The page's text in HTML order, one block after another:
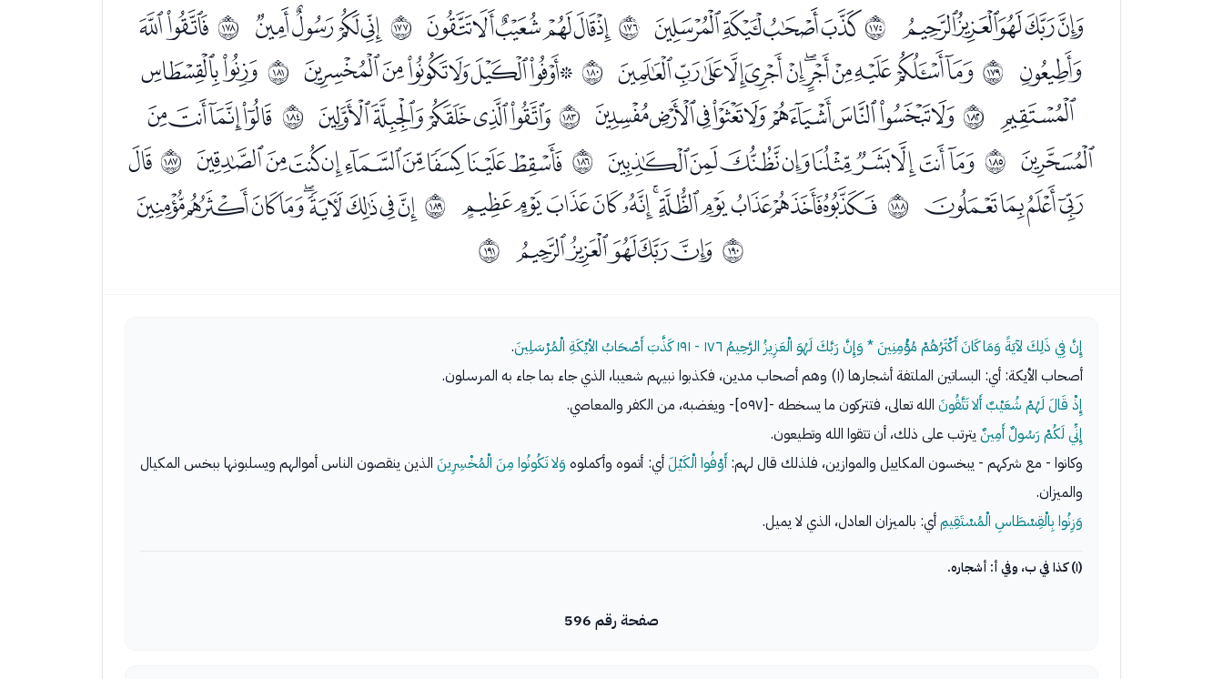
ﯛﯜﯝﯞﯟ ﲮﯡﯢﯣﯤ ﲯﯦﯧﯨﯩﯪﯫ ﲰﯭﯮﯯﯰ ﲱ ﯲﯳ
ﯴ ﲲﯶﯷﯸﯹﯺﯻﯼﯽﯾﯿﰀﰁ ﲳ ﰃﰄﰅﰆﰇﰈﰉ ﲴ ﰋﰌ
ﰍ ﲵﰏﰐﰑﰒﰓﰔﰕﰖﰗ ﲶﭑﭒﭓﭔﭕ ﲷ ﭗﭘﭙﭚ
ﭛ ﲸ ﭝﭞﭟﭠﭡﭢﭣﭤﭥ ﲹ ﭧﭨﭩﭪﭫﭬﭭﭮﭯ ﲺﭱ
ﭲﭳﭴﭵ ﲻ ﭷﭸﭹﭺﭻﭼﭽﭾﭿﮀﮁ ﲼﮃﮄﮅﮆﮇﮈﮉﮊﮋ
ﲽ ﮍﮎﮏﮐﮑ ﲾ
إِنَّ فِي ذَلِكَ لآيَةً وَمَا كَانَ أَكْثَرُهُمْ مُؤْمِنِينَ * وَإِنَّ رَبَّكَ لَهُوَ الْعَزِيزُ الرَّحِيمُ ١٧٦ - ١٩١ كَذَّبَ أَصْحَابُ الأيْكَةِ الْمُرْسَلِينَ.
أصحاب الأيكة: أي: البساتين الملتفة أشجارها (١) وهم أصحاب مدين، فكذبوا نبيهم شعيبا، الذي جاء بما جاء به المرسلون.
إِذْ قَالَ لَهُمْ شُعَيْبٌ أَلا تَتَّقُونَ الله تعالى، فتتركون ما يسخطه -[٥٩٧]- ويغضبه، من الكفر والمعاصي.
إِنِّي لَكُمْ رَسُولٌ أَمِينٌ يترتب على ذلك، أن تتقوا الله وتطيعون.
وكانوا - مع شركهم - يبخسون المكاييل والموازين، فلذلك قال لهم:أَوْفُوا الْكَيْلَأي: أتموه وأكملوه وَلا تَكُونُوا مِنَ الْمُخْسِرِينَالذين ينقصون الناس أموالهم ويسلبونها ببخس المكيال
والميزان.
وَزِنُوا بِالْقِسْطَاسِ الْمُسْتَقِيمِأي: بالميزان العادل، الذي لا يميل.
(١) كذا في ب، وفي أ: أشجاره.
صفحة رقم 596